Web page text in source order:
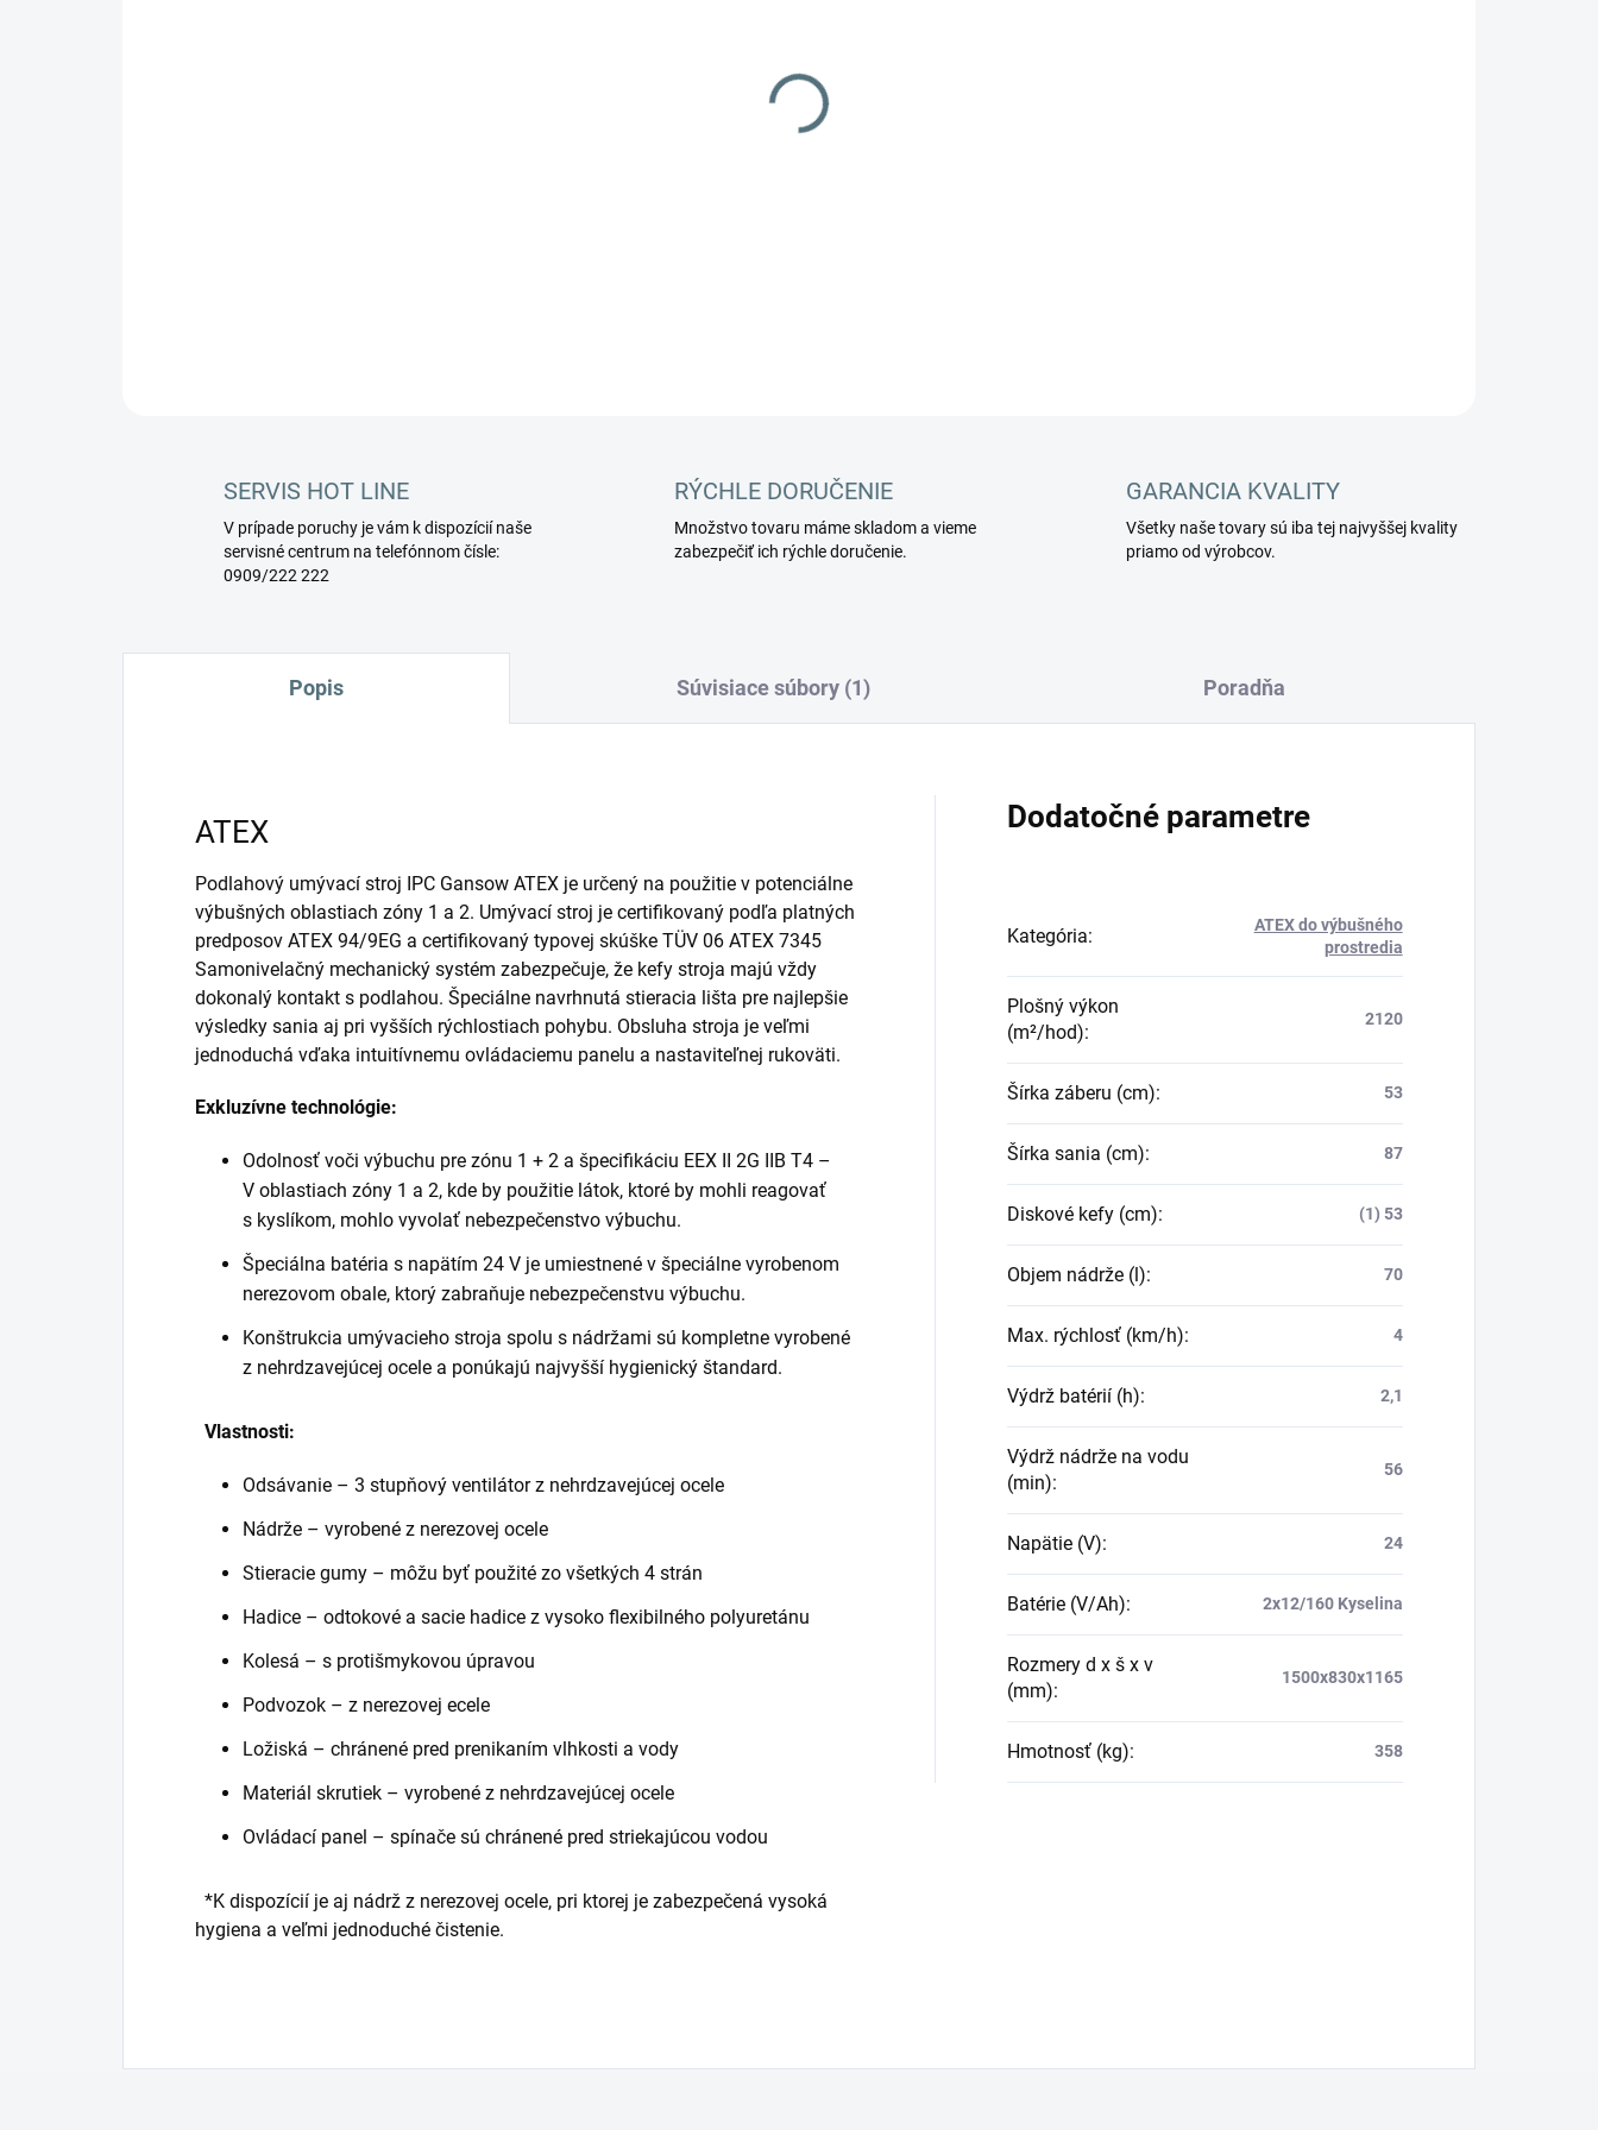
SERVIS HOT LINE
V prípade poruchy je vám k dispozícií naše
servisné centrum na telefónnom čísle:
0909/222 222
RÝCHLE DORUČENIE
Množstvo tovaru máme skladom a vieme
zabezpečiť ich rýchle doručenie.
GARANCIA KVALITY
Všetky naše tovary sú iba tej najvyššej kvality
priamo od výrobcov.
Popis Súvisiace súbory (1) Poradňa
ATEX
Podlahový umývací stroj IPC Gansow ATEX je určený na použitie v potenciálne
výbušných oblastiach zóny 1 a 2. Umývací stroj je certifikovaný podľa platných
predposov ATEX 94/9EG a certifikovaný typovej skúške TÜV 06 ATEX 7345
Samonivelačný mechanický systém zabezpečuje, že kefy stroja majú vždy
dokonalý kontakt s podlahou. Špeciálne navrhnutá stieracia lišta pre najlepšie
výsledky sania aj pri vyšších rýchlostiach pohybu. Obsluha stroja je veľmi
jednoduchá vďaka intuitívnemu ovládaciemu panelu a nastaviteľnej rukoväti.
Exkluzívne technológie:
Odolnosť voči výbuchu pre zónu 1 + 2 a špecifikáciu EEX II 2G IIB T4 –
V oblastiach zóny 1 a 2, kde by použitie látok, ktoré by mohli reagovať
s kyslíkom, mohlo vyvolať nebezpečenstvo výbuchu.
Špeciálna batéria s napätím 24 V je umiestnené v špeciálne vyrobenom
nerezovom obale, ktorý zabraňuje nebezpečenstvu výbuchu.
Konštrukcia umývacieho stroja spolu s nádržami sú kompletne vyrobené
z nehrdzavejúcej ocele a ponúkajú najvyšší hygienický štandard.
Vlastnosti:
Odsávanie – 3 stupňový ventilátor z nehrdzavejúcej ocele
Nádrže – vyrobené z nerezovej ocele
Stieracie gumy – môžu byť použité zo všetkých 4 strán
Hadice – odtokové a sacie hadice z vysoko flexibilného polyuretánu
Kolesá – s protišmykovou úpravou
Podvozok – z nerezovej ecele
Ložiská – chránené pred prenikaním vlhkosti a vody
Materiál skrutiek – vyrobené z nehrdzavejúcej ocele
Ovládací panel – spínače sú chránené pred striekajúcou vodou
*K dispozícií je aj nádrž z nerezovej ocele, pri ktorej je zabezpečená vysoká
hygiena a veľmi jednoduché čistenie.
Dodatočné parametre
Kategória:
ATEX do výbušného
prostredia
Plošný výkon
(m²/hod):
2120
Šírka záberu (cm): 53
Šírka sania (cm): 87
Diskové kefy (cm): (1) 53
Objem nádrže (l): 70
Max. rýchlosť (km/h): 4
Výdrž batérií (h): 2,1
Výdrž nádrže na vodu
(min):
56
Napätie (V): 24
Batérie (V/Ah): 2x12/160 Kyselina
Rozmery d x š x v
(mm):
1500x830x1165
Hmotnosť (kg): 358